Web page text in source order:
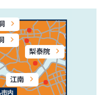
梨泰院
江南